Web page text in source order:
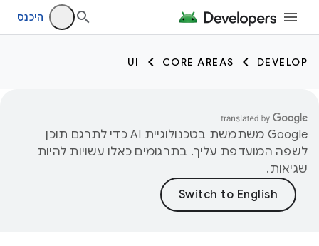
היכנס
DEVELOP
CORE AREAS
UI
‫Google משתמשת בטכנולוגיית AI כדי לתרגם תוכן
לשפה המועדפת עליך. בתרגומים כאלו עשויות להיות
שגיאות.